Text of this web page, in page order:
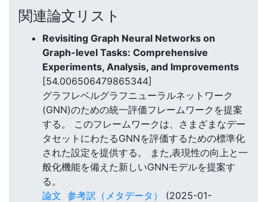
関連論文リスト
Revisiting Graph Neural Networks on
Graph-level Tasks: Comprehensive
Experiments, Analysis, and Improvements
[54.006506479865344]
グラフレベルグラフニューラルネットワーク
(GNN)のための統一評価フレームワークを提案
する。 このフレームワークは、さまざまなデー
タセットにわたるGNNを評価するための標準化
された設定を提供する。 また,表現性の向上と一
般化機能を備えた新しいGNNモデルを提案す
る。
論文 参考訳（メタデータ）
(2025-01-